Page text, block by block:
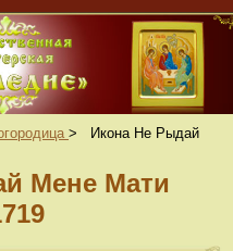
>
Икона Не Рыдай
Мене Мати